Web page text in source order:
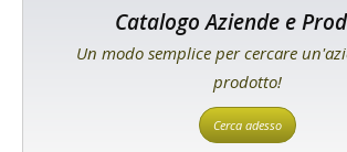
Catalogo Aziende e
Un modo semplice per cercare
prodotto!
Cerca adesso